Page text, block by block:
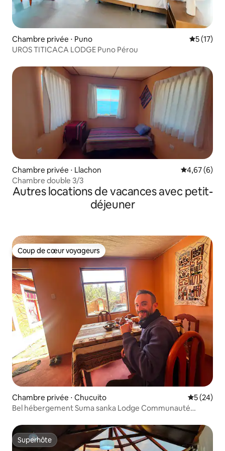
Chambre privée ⋅ Puno
5 (17)
UROS TITICACA LODGE Puno Pérou
Chambre privée ⋅ Llachon Évaluation
4,67 (6)
Chambre double 3/3
Autres locations de vacances avec petit-
déjeuner
Coup de cœur voyageurs
Coup de cœur voyageurs
Chambre privée ⋅ Chucuito
5 (24)
Bel hébergement Suma sanka Lodge Communauté
Superhôte
Superhôte